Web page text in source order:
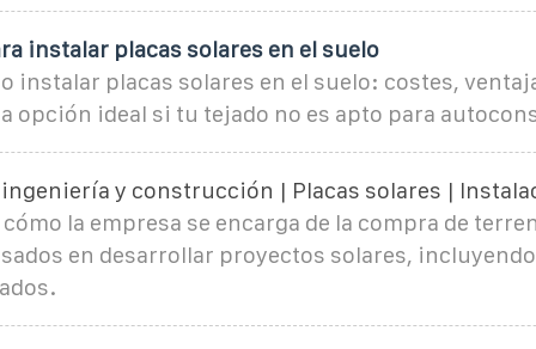
instalar placas solares en el suelo
instalar placas solares en el suelo: costes,
opción ideal si tu tejado no es apto para
y construcción | Placas solares |
la empresa se encarga de la compra de
en desarrollar proyectos solares,